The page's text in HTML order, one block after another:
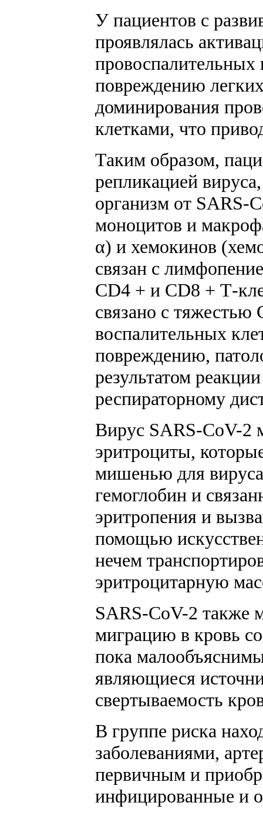
У пациентов с
проявлялась
повреждению
доминирования
клетками, что
Таким образом,
репликацией
организм от SARS-
моноцитов и
α) и хемокинов
связан с
CD4 + и CD8 + Т-
связано с
воспалительных
повреждению,
результатом
респираторному
Вирус SARS-CoV-2
эритроциты,
мишенью для
гемоглобин и
эритропения и
помощью
нечем
эритроцитарную
SARS-CoV-2 также
миграцию в кровь
пока
являющиеся
свертываемость
В группе риска
заболеваниями,
первичным и
инфицированные и